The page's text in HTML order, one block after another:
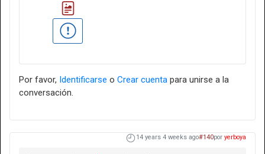
Por favor, Identificarse o Crear cuenta para unirse a la
conversación.
14 years 4 weeks ago#140por yerboya